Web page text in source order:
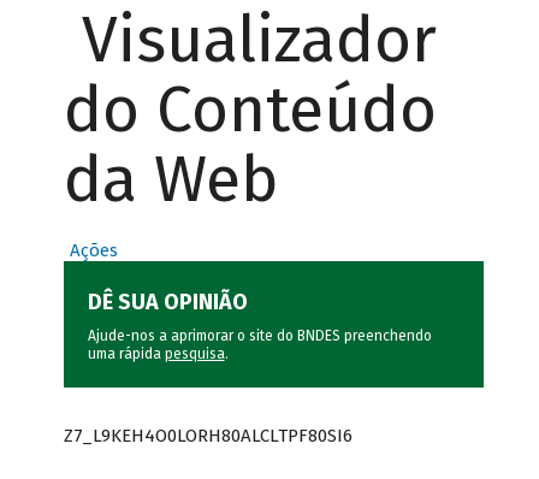
Visualizador
do Conteúdo
da Web
Ações
DÊ SUA OPINIÃO
Ajude-nos a aprimorar o site do BNDES preenchendo
uma rápida pesquisa.
Z7_L9KEH4O0LORH80ALCLTPF80SI6